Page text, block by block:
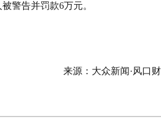
警告并罚款6万元。
来源：大众新闻·风口